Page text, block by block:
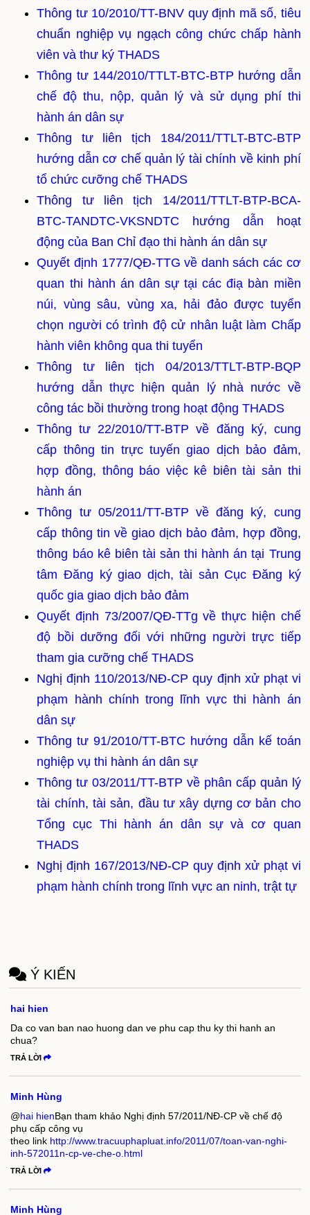
Thông tư 10/2010/TT-BNV quy định mã số, tiêu
chuẩn nghiệp vụ ngạch công chức chấp hành
viên và thư ký THADS
Thông tư 144/2010/TTLT-BTC-BTP hướng dẫn
chế độ thu, nộp, quản lý và sử dụng phí thi
hành án dân sự
Thông tư liên tịch 184/2011/TTLT-BTC-BTP
hướng dẫn cơ chế quản lý tài chính về kinh phí
tổ chức cưỡng chế THADS
Thông tư liên tịch 14/2011/TTLT-BTP-BCA-
BTC-TANDTC-VKSNDTC hướng dẫn hoạt
động của Ban Chỉ đạo thi hành án dân sự
Quyết định 1777/QĐ-TTG về danh sách các cơ
quan thi hành án dân sự tại các điạ bàn miền
núi, vùng sâu, vùng xa, hải đảo được tuyển
chọn người có trình độ cử nhân luật làm Chấp
hành viên không qua thi tuyển
Thông tư liên tịch 04/2013/TTLT-BTP-BQP
hướng dẫn thực hiện quản lý nhà nước về
công tác bồi thường trong hoạt động THADS
Thông tư 22/2010/TT-BTP về đăng ký, cung
cấp thông tin trực tuyến giao dịch bảo đảm,
hợp đồng, thông báo việc kê biên tài sản thi
hành án
Thông tư 05/2011/TT-BTP về đăng ký, cung
cấp thông tin về giao dịch bảo đảm, hợp đồng,
thông báo kê biên tài sản thi hành án tại Trung
tâm Đăng ký giao dịch, tài sản Cục Đăng ký
quốc gia giao dịch bảo đảm
Quyết định 73/2007/QĐ-TTg về thực hiện chế
độ bồi dưỡng đối với những người trực tiếp
tham gia cưỡng chế THADS
Nghị định 110/2013/NĐ-CP quy định xử phạt vi
phạm hành chính trong lĩnh vực thi hành án
dân sự
Thông tư 91/2010/TT-BTC hướng dẫn kế toán
nghiệp vụ thi hành án dân sự
Thông tư 03/2011/TT-BTP về phân cấp quản lý
tài chính, tài sản, đầu tư xây dựng cơ bản cho
Tổng cục Thi hành án dân sự và cơ quan
THADS
Nghị định 167/2013/NĐ-CP quy định xử phạt vi
phạm hành chính trong lĩnh vực an ninh, trật tự
Ý KIẾN
hai hien
Da co van ban nao huong dan ve phu cap thu ky thi hanh an
chua?
TRẢ LỜI
Minh Hùng
@hai hienBạn tham khảo Nghị định 57/2011/NĐ-CP về chế độ
phụ cấp công vụ
theo link http://www.tracuuphapluat.info/2011/07/toan-van-nghi-
inh-572011n-cp-ve-che-o.html
TRẢ LỜI
Minh Hùng